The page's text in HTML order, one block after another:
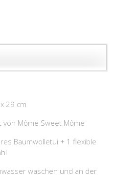
29 cm
von Môme Sweet Môme
Baumwolletui + 1 flexible
waschen und an der